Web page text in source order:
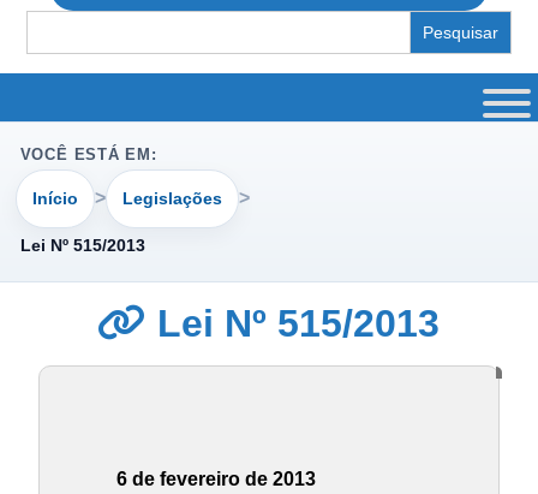
for:
VOCÊ ESTÁ EM:
Início Legislações
Lei Nº 515/2013
Lei Nº 515/2013
6 de fevereiro de 2013